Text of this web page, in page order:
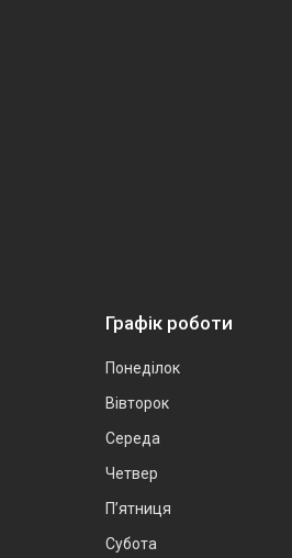
Графік роботи
Понеділок
Вівторок
Середа
Четвер
Пʼятниця
Субота